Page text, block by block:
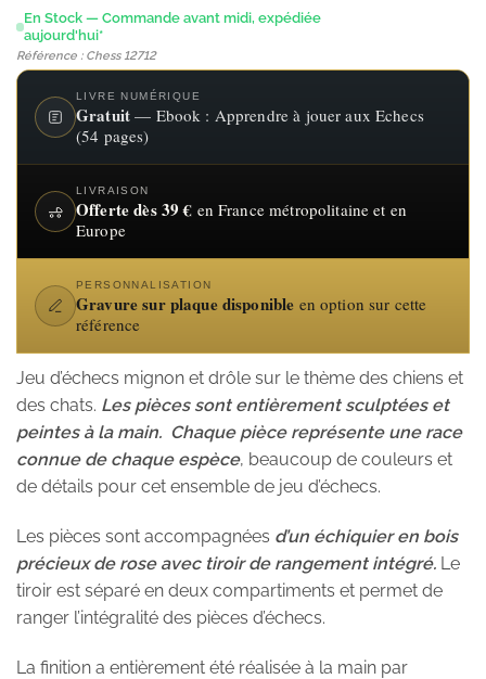
En Stock — Commande avant midi, expédiée
aujourd'hui*
Référence : Chess 12712
LIVRE NUMÉRIQUE
Gratuit — Ebook : Apprendre à jouer aux Echecs
(54 pages)
LIVRAISON
Offerte dès 39 € en France métropolitaine et en
Europe
PERSONNALISATION
Gravure sur plaque disponible en option sur cette
référence
Jeu d’échecs mignon et drôle sur le thème des chiens et
des chats. Les pièces sont entièrement sculptées et
peintes à la main. Chaque pièce représente une race
connue de chaque espèce, beaucoup de couleurs et
de détails pour cet ensemble de jeu d’échecs.
Les pièces sont accompagnées d’un échiquier en bois
précieux de rose avec tiroir de rangement intégré. Le
tiroir est séparé en deux compartiments et permet de
ranger l’intégralité des pièces d’échecs.
La finition a entièrement été réalisée à la main par